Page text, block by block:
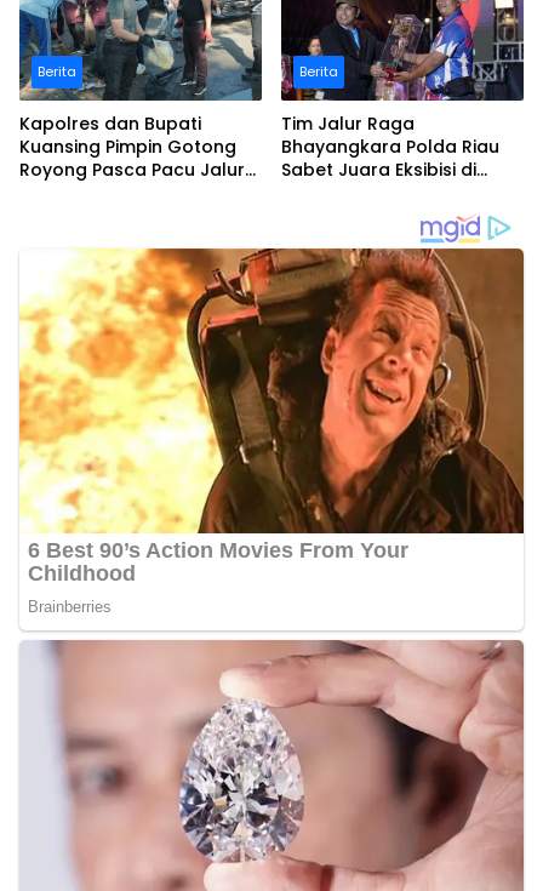
Berita
Kapolres dan Bupati
Kuansing Pimpin Gotong
Royong Pasca Pacu Jalur
Berita
Tim Jalur Raga
Bhayangkara Polda Riau
Sabet Juara Eksibisi di